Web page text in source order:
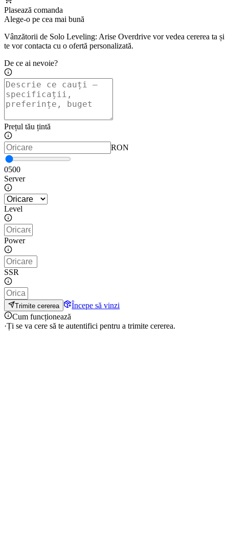
Plasează comanda
Alege-o pe cea mai bună
Vânzătorii de Solo Leveling: Arise Overdrive vor vedea cererea ta și
te vor contacta cu o ofertă personalizată.
De ce ai nevoie?
Prețul tău țintă
RON
0500
Server
Level
Power
SSR
Trimite cererea
Începe să vinzi
Cum funcționează
·Ți se va cere să te autentifici pentru a trimite cererea.